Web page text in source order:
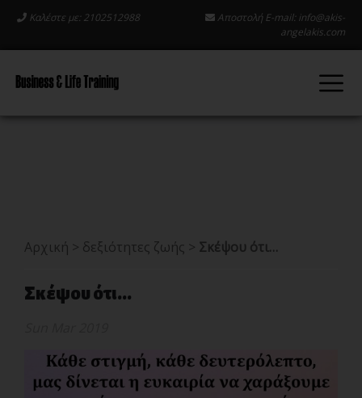
Καλέστε με: 2102512988 Αποστολή E-mail: info@akis-
angelakis.com
Αρχική > δεξιότητες ζωής > Σκέψου ότι…
Σκέψου ότι...